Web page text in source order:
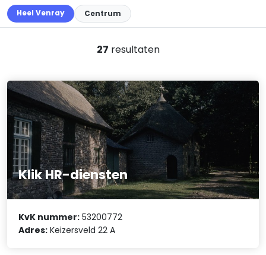
Heel Venray Centrum
27 resultaten
Klik HR-diensten
KvK nummer: 53200772
Adres: Keizersveld 22 A